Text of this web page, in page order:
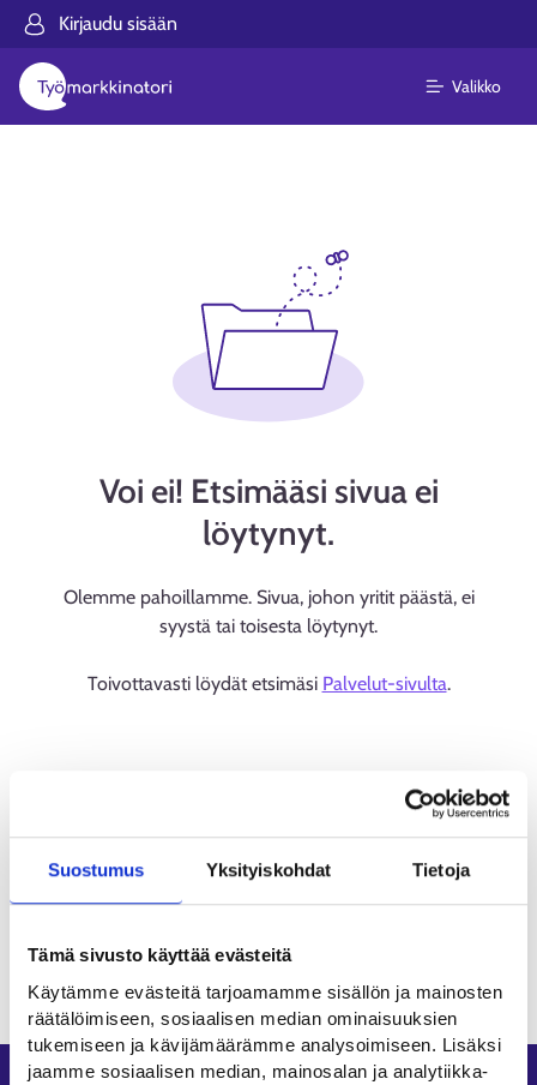
Suostumus Yksityiskohdat Tietoja
Tämä sivusto käyttää evästeitä
Käytämme evästeitä tarjoamamme sisällön ja mainosten
räätälöimiseen, sosiaalisen median ominaisuuksien
tukemiseen ja kävijämäärämme analysoimiseen. Lisäksi
jaamme sosiaalisen median, mainosalan ja analytiikka-
Kirjaudu sisään
Valikko
Voi ei! Etsimääsi sivua ei
löytynyt.
Olemme pahoillamme. Sivua, johon yritit päästä, ei
syystä tai toisesta löytynyt.
Toivottavasti löydät etsimäsi Palvelut-sivulta.